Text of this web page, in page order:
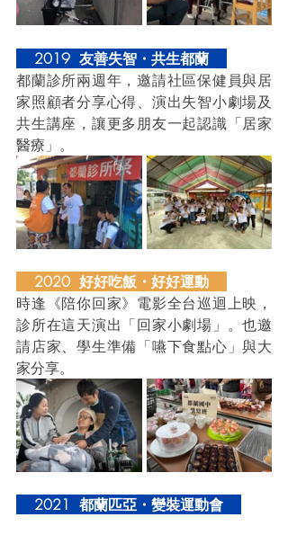
2019  友善失智・共生都蘭
都蘭診所兩週年，邀請社區保健員與居
家照顧者分享心得、演出失智小劇場及
共生講座，讓更多朋友一起認識「居家
醫療」。
2020  好好吃飯・好好運動
時逢《陪你回家》電影全台巡迴上映，
診所在這天演出「回家小劇場」。也邀
請店家、學生準備「嚥下食點心」與大
家分享。
2021  都蘭匹亞・變裝運動會